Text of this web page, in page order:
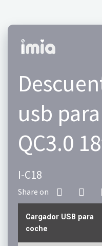
usb
QC3.0
I-C18
Cargador USB para
coche